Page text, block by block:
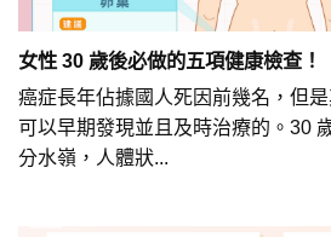
女性 30 歲後必做的五項健康檢查！
癌症長年佔據國人死因前幾名，但
可以早期發現並且及時治療的。30
分水嶺，人體狀...